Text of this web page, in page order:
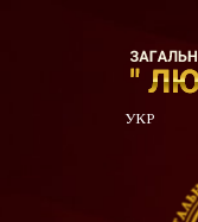
УКР